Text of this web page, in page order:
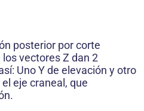
posterior por corte
vectores Z dan 2
Uno Y de elevación y otro
eje craneal, que